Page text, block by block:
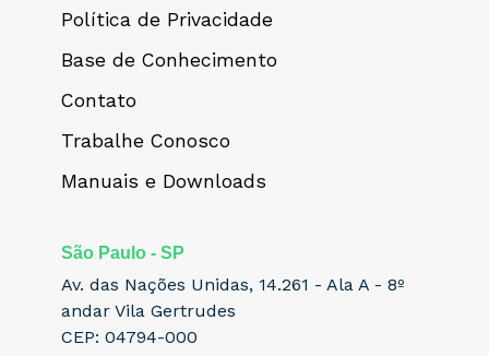
Política de Privacidade
Base de Conhecimento
Contato
Trabalhe Conosco
Manuais e Downloads
São Paulo - SP
Av. das Nações Unidas, 14.261 - Ala A - 8º
andar Vila Gertrudes
CEP: 04794-000